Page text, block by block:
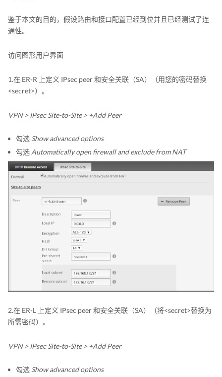
鉴于本文的目的，假设路由和接口配置已经到位并且已经测试了连
通性。
访问图形用户界面
1.在 ER-R 上定义 IPsec peer 和安全关联（SA）（用您的密码替换
<secret>）。
VPN > IPsec Site-to-Site > +Add Peer
勾选 Show advanced options
勾选 Automatically open firewall and exclude from NAT
2.在 ER-L 上定义 IPsec peer 和安全关联（SA）（将<secret>替换为
所需密码）。
VPN > IPsec Site-to-Site > +Add Peer
勾选 Show advanced options